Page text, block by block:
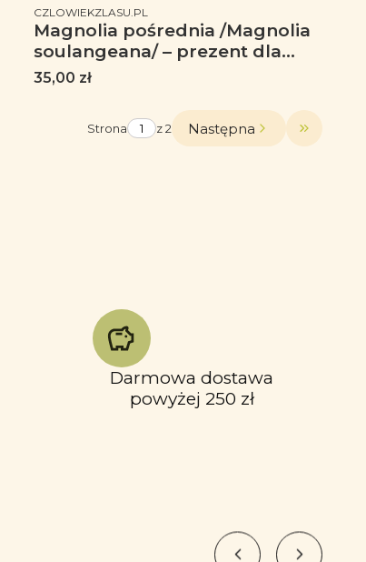
PRODUCENT
CZLOWIEKZLASU.PL
Magnolia pośrednia /Magnolia
soulangeana/ – prezent dla
botanika, prezent dla florysty,
różowym uszkiem
Cena
35,00 zł
Strona z 2 Następna Przejdź
Darmowa dostawa
powyżej 250 zł